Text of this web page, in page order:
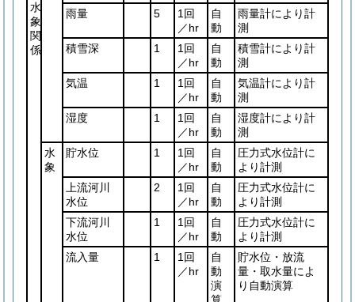
水
象
関
係
雨量 5
1回
／hr
自
動
雨量計により計
測
積雪深
1
1回
／hr
自
動
積雪計により計
測
気温
1
1回
／hr
自
動
気温計により計
測
湿度
1
1回
／hr
自
動
湿度計により計
測
水
象
貯水位 1
1回
／hr
自
動
圧力式水位計に
より計測
上流河川
水位
2
1回
／hr
自
動
圧力式水位計に
より計測
下流河川
水位
1
1回
／hr
自
動
圧力式水位計に
より計測
流入量
1
1回
／hr
自
動
演
貯水位・放流
量・取水量によ
り自動演算